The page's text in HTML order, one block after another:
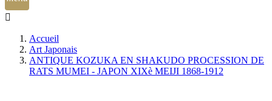
Accueil
Art Japonais
ANTIQUE KOZUKA EN SHAKUDO PROCESSION DE
RATS MUMEI - JAPON XIXè MEIJI 1868-1912